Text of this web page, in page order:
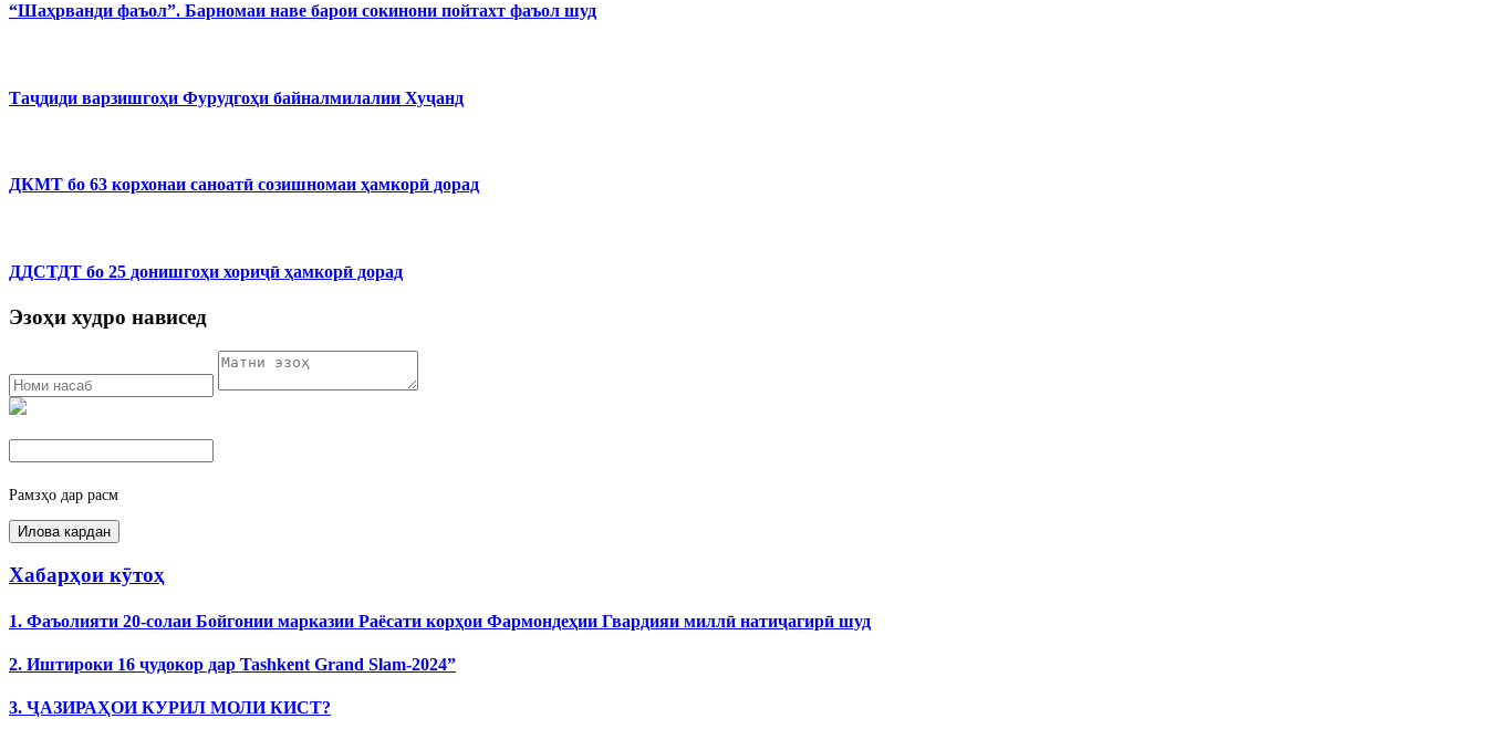
“Шаҳрванди фаъол”. Барномаи наве барои сокинони пойтахт фаъол шуд
Таҷдиди варзишгоҳи Фурудгоҳи байналмилалии Хуҷанд
ДКМТ бо 63 корхонаи саноатӣ созишномаи ҳамкорӣ дорад
ДДСТДТ бо 25 донишгоҳи хориҷӣ ҳамкорӣ дорад
Эзоҳи худро нависед
Рамзҳо дар расм
Хабарҳои кӯтоҳ
1. Фаъолияти 20-солаи Бойгонии марказии Раёсати корҳои Фармондеҳии Гвардияи миллӣ натиҷагирӣ шуд
2. Иштироки 16 ҷудокор дар Tashkent Grand Slam-2024”
3. ҶАЗИРАҲОИ КУРИЛ МОЛИ КИСТ?